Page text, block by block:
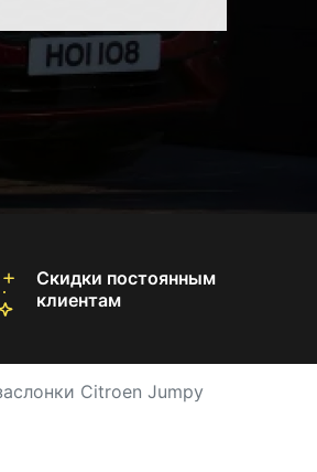
Скидки постоянным
клиентам
Citroen Jumpy